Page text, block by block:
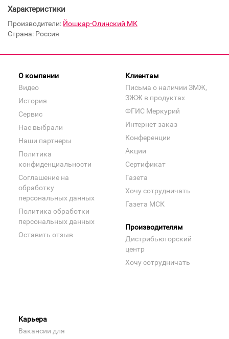
Характеристики
Производители: Йошкар-Олинский МК
Страна: Россия
О компании
Видео
История
Сервис
Нас выбрали
Наши партнеры
Политика
конфиденциальности
Соглашение на
обработку
персональных данных
Политика обработки
персональных данных
Оставить отзыв
Клиентам
Письма о наличии ЗМЖ,
ЗЖЖ в продуктах
ФГИС Меркурий
Интернет заказ
Конференции
Акции
Сертификат
Газета
Хочу сотрудничать
Газета МСК
Производителям
Дистрибьюторский
центр
Хочу сотрудничать
Карьера
Вакансии для